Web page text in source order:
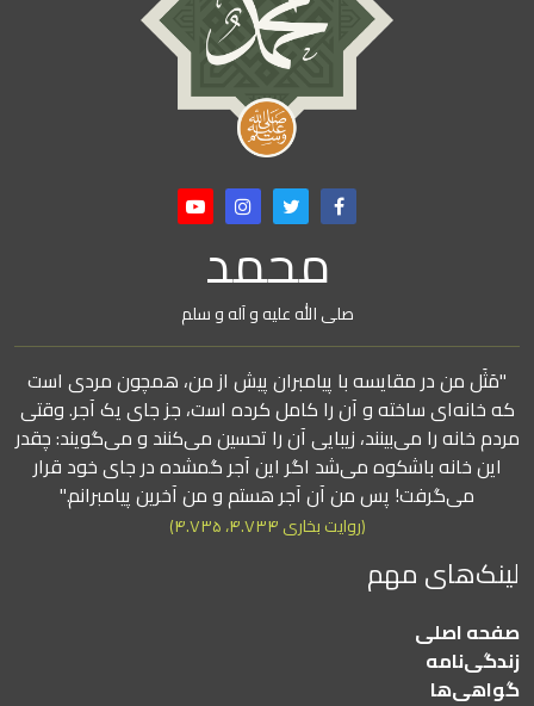
محمد
صلی الله علیه و آله و سلم
"مَثَل من در مقایسه با پیامبران پیش از من، همچون مردی است
که خانه‌ای ساخته و آن را کامل کرده است، جز جای یک آجر. وقتی
مردم خانه را می‌بینند، زیبایی آن را تحسین می‌کنند و می‌گویند: چقدر
این خانه باشکوه می‌شد اگر این آجر گمشده در جای خود قرار
می‌گرفت! پس من آن آجر هستم و من آخرین پیامبرانم."
(روایت بخاری ۴.۷۳۴، ۴.۷۳۵)
لینک‌های مهم
صفحه اصلی
زندگی‌نامه
گواهی‌ها